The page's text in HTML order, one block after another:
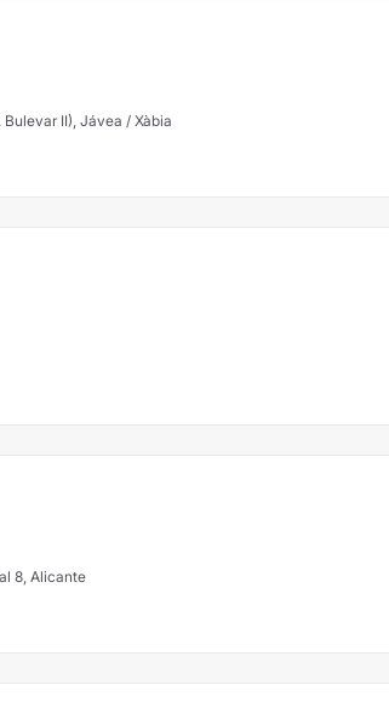
6, local B 1 (Ef. Bulevar II), Jávea / Xàbia
8, Alicante